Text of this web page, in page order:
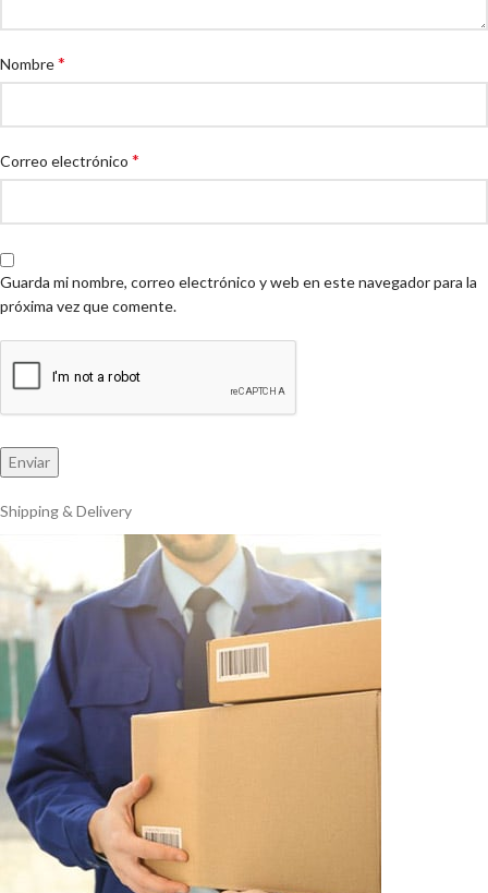
Nombre*
Correo electrónico *
Guarda mi nombre, correo electrónico y web en este navegador para la
próxima vez que comente.
Shipping & Delivery